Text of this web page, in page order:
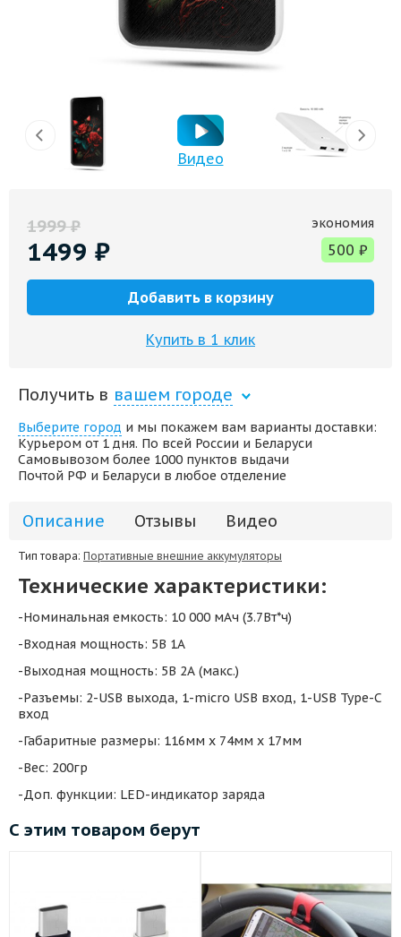
Видео
1999₽
1499 ₽
экономия
500 ₽
Добавить в корзину
Купить в 1 клик
Получить в вашем городе
Выберите город и мы покажем вам варианты доставки:
Курьером от 1 дня. По всей России и Беларуси
Самовывозом более 1000 пунктов выдачи
Почтой РФ и Беларуси в любое отделение
Описание Отзывы Видео
Тип товара: Портативные внешние аккумуляторы
Технические характеристики:
-Номинальная емкость: 10 000 мАч (3.7Вт*ч)
-Входная мощность: 5В 1А
-Выходная мощность: 5В 2А (макс.)
-Разъемы: 2-USB выхода, 1-micro USB вход, 1-USB Type-C
вход
-Габаритные размеры: 116мм х 74мм х 17мм
-Вес: 200гр
-Доп. функции: LED-индикатор заряда
С этим товаром берут